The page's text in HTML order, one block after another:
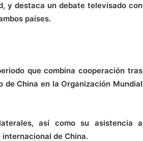
y destaca un debate televisado con
países.
que combina cooperación tras
China en la Organización Mundial
así como su asistencia a
de China.